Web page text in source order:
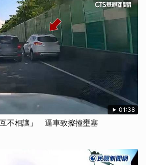
01:38
不相讓」 逼車致擦撞壅塞